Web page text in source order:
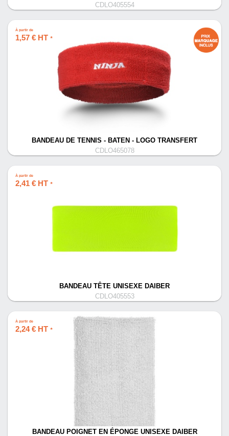
CDLO405554
À partir de
1,57 € HT *
BANDEAU DE TENNIS - BATEN - LOGO TRANSFERT
CDLO465078
À partir de
2,41 € HT *
BANDEAU TÊTE UNISEXE DAIBER
CDLO405553
À partir de
2,24 € HT *
BANDEAU POIGNET EN ÉPONGE UNISEXE DAIBER